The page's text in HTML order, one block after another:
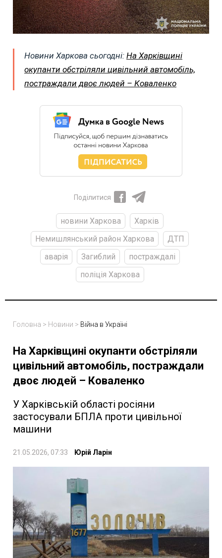
Новини Харкова сьогодні: На Харківщині
окупанти обстріляли цивільний автомобіль,
постраждали двоє людей – Коваленко
Поділитися
новини Харкова
Харків
Немишлянський район Харкова
ДТП
аварія
Загиблий
постраждалі
поліція Харкова
Головна > Новини > Війна в Україні
На Харківщині окупанти обстріляли
цивільний автомобіль, постраждали
двоє людей – Коваленко
У Харківській області росіяни
застосували БПЛА проти цивільної
машини
21.05.2026, 07:33 Юрій Ларін